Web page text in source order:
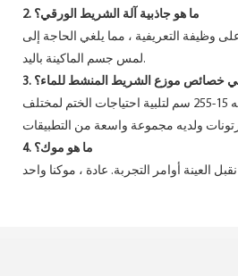
2. ما هو جاذبية آلة الشريط الورقي؟
وظيفة التعريفية ، مما يلغي الحاجة إلى
لمس جسم الماكينة باليد.
هي خصائص موزع الشريط المنشط للماء؟
يوفر موزع الشريط هذا طوله 15-255 سم لتلبية احتياجات الختم لمختلف
4. ما هو موك؟
العينة أوامر التجربة. عادة ، موكنا واحد